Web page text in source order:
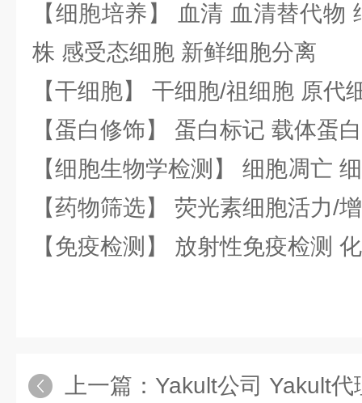
【细胞培养】 血清 血清替代物
株 感受态细胞 新鲜细胞分离
【干细胞】 干细胞/祖细胞 原代
【蛋白修饰】 蛋白标记 载体蛋
【细胞生物学检测】 细胞凋亡
【药物筛选】 荧光素细胞活力/
【免疫检测】 放射性免疫检测
上一篇： Yakult公司 Yakult代